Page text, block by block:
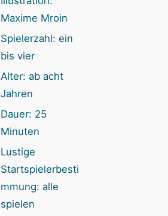
Maxime Mroin
Spielerzahl: ein
bis vier
Alter: ab acht
Jahren
Dauer: 25
Minuten
Lustige
Startspielerbesti
mmung: alle
spielen